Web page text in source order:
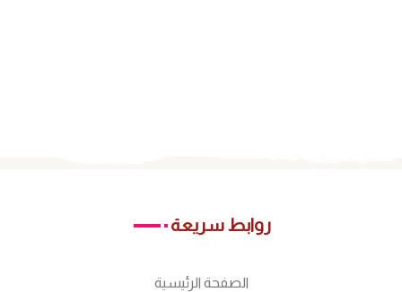
روابط سريعة
الصفحة الرئيسية